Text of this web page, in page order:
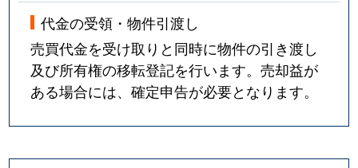
代金の受領・物件引渡し
売買代金を受け取りと同時に物件の引き渡し
及び所有権の移転登記を行います。売却益が
ある場合には、確定申告が必要となります。